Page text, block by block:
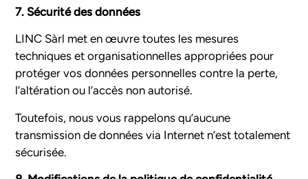
7. Sécurité des données
LINC Sàrl met en œuvre toutes les mesures
techniques et organisationnelles appropriées pour
protéger vos données personnelles contre la perte,
l’altération ou l’accès non autorisé.
Toutefois, nous vous rappelons qu’aucune
transmission de données via Internet n’est totalement
sécurisée.